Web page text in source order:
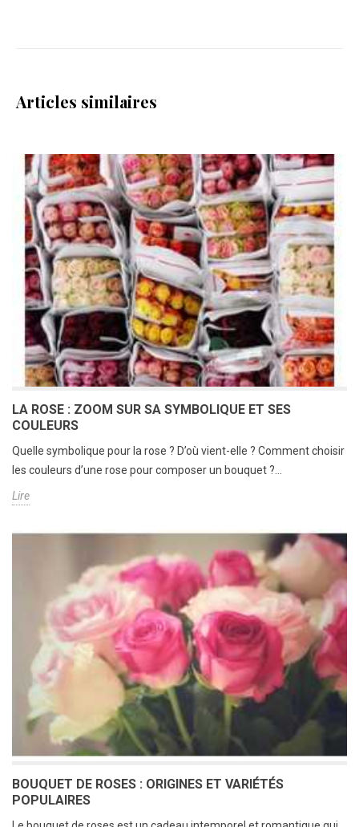
Articles similaires
LA ROSE : ZOOM SUR SA SYMBOLIQUE ET SES
COULEURS
Quelle symbolique pour la rose ? D’où vient-elle ? Comment choisir
les couleurs d’une rose pour composer un bouquet ?...
Lire
BOUQUET DE ROSES : ORIGINES ET VARIÉTÉS
POPULAIRES